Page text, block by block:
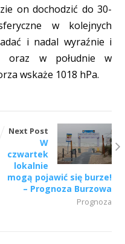
on dochodzić do 30-
w kolejnych
i nadal wyraźnie i
oraz w południe w
wskaże 1018 hPa.
Next Post
W
czwartek
lokalnie
mogą pojawić się burze!
– Prognoza Burzowa
Prognoza